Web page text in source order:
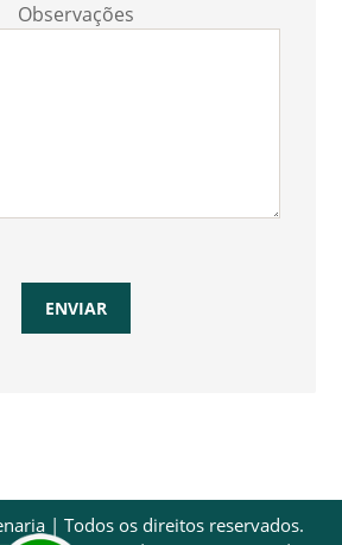
Observações
| Todos os direitos reservados.